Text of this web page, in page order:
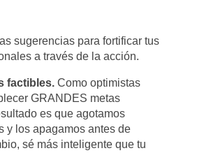
sugerencias para fortificar tus
a través de la acción.
factibles.Como optimistas
GRANDES metas
es que agotamos
y los apagamos antes de
sé más inteligente que tu